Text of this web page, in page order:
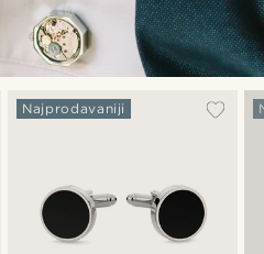
Najprodavaniji